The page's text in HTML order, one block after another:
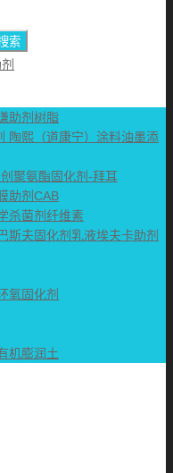
助剂树脂
陶熙（道康宁）涂料油墨添
聚氨酯固化剂-拜耳
助剂CAB
杀菌剂纤维素
巴斯夫固化剂乳液埃夫卡助剂
氧固化剂
机膨润土